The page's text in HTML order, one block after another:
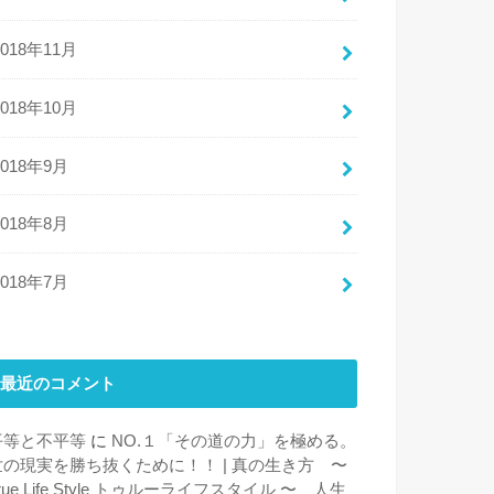
年11月
年10月
年9月
年8月
年7月
最近のコメント
等と不平等 に NO.１「その道の力」を極める。
の現実を勝ち抜くために！！ | 真の生き方 〜
Life Style トゥルーライフスタイル 〜 人生